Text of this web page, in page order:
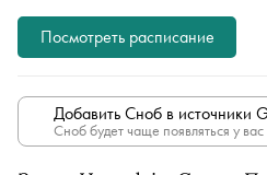
Посмотреть расписание
Добавить Сноб в источники
Сноб будет чаще появляться у